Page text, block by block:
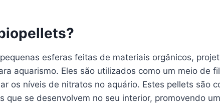
esferas feitas de materiais orgânicos,
aquarismo. Eles são utilizados como um meio de
os níveis de nitratos no aquário. Estes pellets são
que se desenvolvem no seu interior, promovendo